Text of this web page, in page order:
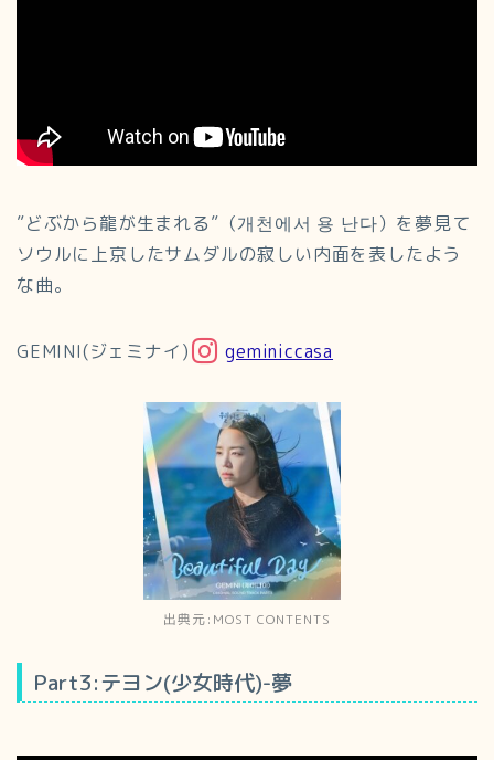
”どぶから龍が生まれる”（개천에서 용 난다）を夢見て
ソウルに上京したサムダルの寂しい内面を表したよう
な曲。
GEMINI(ジェミナイ) geminiccasa
出典元:MOST CONTENTS
Part3:テヨン(少女時代)-夢